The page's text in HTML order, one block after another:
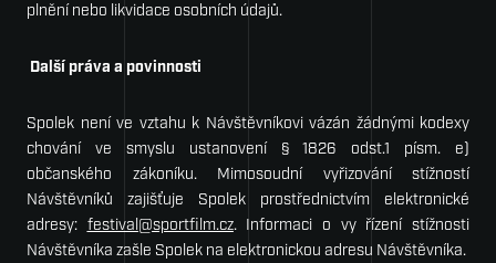
plnění nebo likvidace osobních údajů.
Další práva a povinnosti
Spolek není ve vztahu k Návštěvníkovi vázán žádnými kodexy
chování ve smyslu ustanovení § 1826 odst.1 písm. e)
občanského zákoníku. Mimosoudní vyřizování stížností
Návštěvníků zajišťuje Spolek prostřednictvím elektronické
adresy: festival@sportfilm.cz. Informaci o vy­ řízení stížnosti
Návštěvníka zašle Spolek na elektronickou adresu Návštěvníka.